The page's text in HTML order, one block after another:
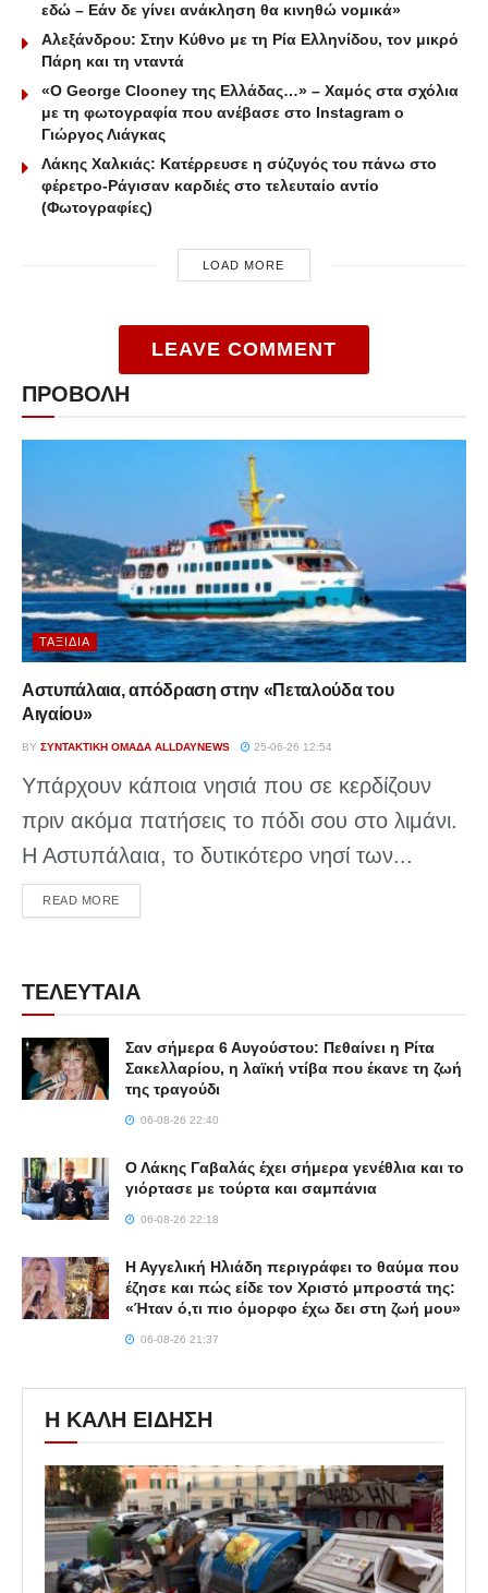
εδώ – Εάν δε γίνει ανάκληση θα κινηθώ νομικά»
Αλεξάνδρου: Στην Κύθνο με τη Ρία Ελληνίδου, τον μικρό
Πάρη και τη νταντά
«Ο George Clooney της Ελλάδας…» – Χαμός στα σχόλια
με τη φωτογραφία που ανέβασε στο Instagram ο
Γιώργος Λιάγκας
Λάκης Χαλκιάς: Κατέρρευσε η σύζυγός του πάνω στο
φέρετρο-Ράγισαν καρδιές στο τελευταίο αντίο
(Φωτογραφίες)
LOAD MORE
LEAVE COMMENT
ΠΡΟΒΟΛΗ
ΤΑΞΊΔΙΑ
Αστυπάλαια, απόδραση στην «Πεταλούδα του
Αιγαίου»
BY ΣΥΝΤΑΚΤΙΚΉ ΟΜΆΔΑ ALLDAYNEWS 25-06-26 12:54
Υπάρχουν κάποια νησιά που σε κερδίζουν
πριν ακόμα πατήσεις το πόδι σου στο λιμάνι.
Η Αστυπάλαια, το δυτικότερο νησί των...
READ MOREDETAILS
ΤΕΛΕΥΤΑΙΑ
Σαν σήμερα 6 Αυγούστου: Πεθαίνει η Ρίτα
Σακελλαρίου, η λαϊκή ντίβα που έκανε τη ζωή
της τραγούδι
06-08-26 22:40
Ο Λάκης Γαβαλάς έχει σήμερα γενέθλια και το
γιόρτασε με τούρτα και σαμπάνια
06-08-26 22:18
Η Αγγελική Ηλιάδη περιγράφει το θαύμα που
έζησε και πώς είδε τον Χριστό μπροστά της:
«Ήταν ό,τι πιο όμορφο έχω δει στη ζωή μου»
06-08-26 21:37
Η ΚΑΛΗ ΕΙΔΗΣΗ